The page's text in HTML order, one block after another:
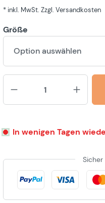
* inkl. MwSt. Zzgl. Versandkosten
Größe
Option auswählen
In wenigen Tagen